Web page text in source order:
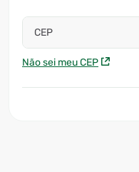
CEP
Não sei meu CEP